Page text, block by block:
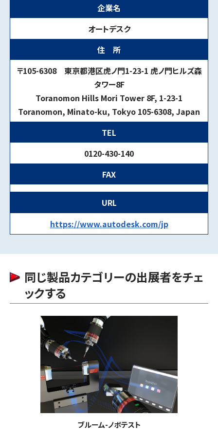
企業名
オートデスク
住 所
〒105-6308 東京都港区虎ノ門1-23-1 虎ノ門ヒルズ森
タワー8F
Toranomon Hills Mori Tower 8F, 1-23-1
Toranomon, Minato-ku, Tokyo 105-6308, Japan
TEL
0120-430-140
FAX
URL
https://www.autodesk.com/jp
同じ製品カテゴリーの出展者をチェ
ックする
ブルーム-ノボテスト